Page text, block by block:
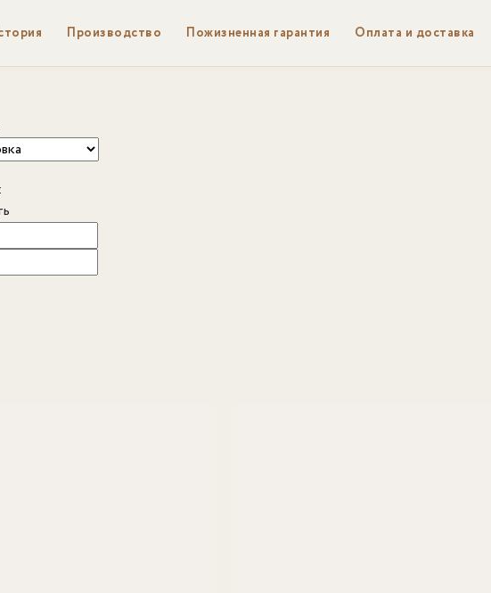
Производство Пожизненная гарантия Оплата и доставка